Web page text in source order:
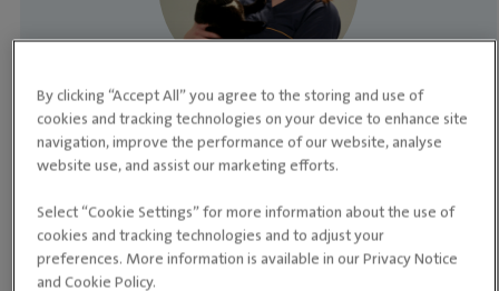
KLINIKKLEDER OG AUTORISERT DYREPLEIER
Camilla Falck
anestesi og smertelindring
Særskilte fagområder Anestesi og analgesi
By clicking “Accept All” you agree to the storing and use of
cookies and tracking technologies on your device to enhance site
navigation, improve the performance of our website, analyse
website use, and assist our marketing efforts.
Select “Cookie Settings” for more information about the use of
cookies and tracking technologies and to adjust your
preferences. More information is available in our Privacy Notice
and Cookie Policy.